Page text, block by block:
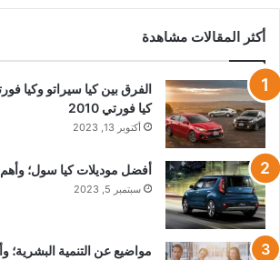
أكثر المقالات مشاهدة
كيا فورتي 2010
أكتوبر 13, 2023
أفضل موديلات كيا سول؛ وأهم 3 موديلات منهم
سبتمبر 5, 2023